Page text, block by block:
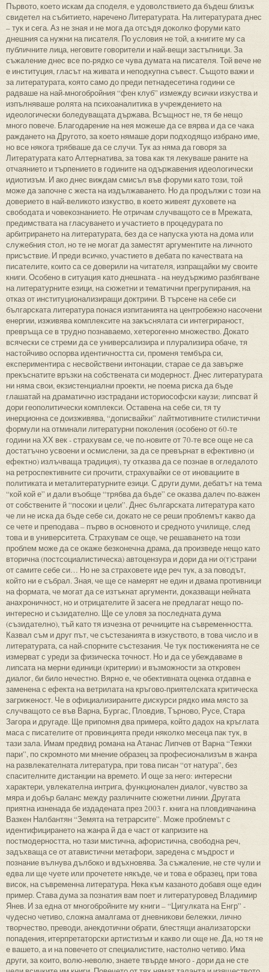
Първото, което искам да споделя, е удоволствието да бъдеш близък
свидетел на събитието, наречено Литературата. На литературата днес
– тук и сега. Аз не зная и не мога да отсъдя доколко форуми като
днешния са нужни на писателя. По условия не той, а книгите му са
публичните лица, неговите говорители и най-вещи застъпници. За
съжаление днес все по-рядко се чува думата на писателя. Той вече не
е институция, гласът на живата и неподкупна съвест. Същото важи и
за литературата, която само до преди петнадесетина години се
радваше на най-многобройния “фен клуб” измежду всички изкуства и
изпълняваше ролята на психоаналитика в учреждението на
идеологически боледуващата държава. Всъщност не, тя бе нещо
много повече. Благодарение на нея можеше да се вярва и да се чака
раждането на Другото, за което нямаше дори подходящо избрано име,
но все някога трябваше да се случи. Тук аз няма да говоря за
Литературата като Алтернатива, за това как тя лекуваше раните на
отчаянието и търпението в годините на одържавения идеологически
идиотизъм. И ако днес виждам смисъл във форуми като този, той
може да започне с жеста на издължаването. Но да продължи с този на
доверието в най-великото изкуство, в което живеят духовете на
свободата и човекознанието. Не отричам случващото се в Мрежата,
предимствата на гласуването и участието в процедурата по
арбитрирането на литературата, без да се напуска уюта на дома или
служебния стол, но те не могат да заместят аргументите на личното
присъствие. И преди всичко, участието в дебата по качествата на
писателите, които са се доверили на читателя, изпращайки му своите
книги. Особено в ситуация като днешната - на неудържимо разбягване
на литературните езици, на сюжетни и тематични прегрупирания, на
отказ от институционализиращи доктрини. В търсене на себе си
българската литература понася изпитанията на центробежно насочени
енергии, изживява комплексите на закъснялата си интегрираност,
превръща се в трудно познаваемо, хетерогенно множество. Докато
всячески се стреми да се универсализира и плурализира обаче, тя
настойчиво оспорва идентичността си, променя тембъра си,
експериментира с несвойствени интонации, старае се да завърже
прекъснатите връзки на собствената си модерност. Днес литературата
ни няма свои, екзистенциални проекти, не поема риска да бъде
глашатай на драматично изстрадани историософски каузи; липсват й
дори геополитически комплекси. Оставена на себе си, тя ту
инерционна се доизживява, “дописвайки” лайтмотивните стилистични
формули на отминали литературни поколения (особено от 60-те
години на ХХ век - страхувам се, че по-новите от 70-те все още не са
достатъчно усвоени и осмислени, за да се превърнат в ефективно (и
ефектно) излъчваща традиция), ту отказва да се познае в огледалото
на ретроспективните си прочити, страхувайки се от иновациите в
политиката и металитературните езици. С други думи, дебатът на тема
“кой кой е” и дали въобще “трябва да бъде” се оказва далеч по-важен
от собствените й “посоки и цели”. Днес българската литература като
че ли не иска да бъде себе си, докато не се реши проблемът какво да
се чете и преподава – първо в основното и средното училище, след
това и в университета. Страхувам се още, че решаването на този
проблем може да се окаже безконечна драма, да произведе нещо като
вторична (постсоциалистическа) автоцензура и дори да ни о(т)страни
от самите себе си… Но не за страховете иде реч тук, а за поводът,
който ни е събрал. Зная, че ще се намерят не един и двама противници
на формата, че могат да се изтъкнат аргументи, доказващи нейната
анахроничност, но и отрицателите й засега не предлагат нещо по-
интересно и съзидателно. Ще се уловя за последната дума
(съзидателно), тъй като тя изчезна от речниците на съвременността.
Казвал съм и друг път, че състезанията в изкуството, в това число и в
литературата, са най-спорните състезания. Че тук постиженията не се
измерват с уреди за физическа точност. Но и да се убеждаваме в
липсата на мерни единици (критерии) и възможности за откровен
диалог, би било нечестно. Вярно е, че обективната оценка отдавна е
заменена с ефекта на ветрилата на кръгово-приятелската критическа
загриженост. Че в официализираните дискурси рядко има място за
случващото се във Варна, Бургас, Пловдив, Търново, Русе, Стара
Загора и другаде. Ще припомня два примера, който дадох на кръглата
маса с писателите от провинцията преди няколко месеца пак тук, в
тази зала. Имам предвид романа на Атанас Липчев от Варна “Тежки
пари”, по скромното ми мнение образец за професионализъм в жанра
на развлекателната литература, при това писан “от натура”, без
спасителните дистанции на времето. И още за него: интересни
характери, увлекателна интрига, функционален диалог, чувство за
мяра и добър баланс между различните сюжетни линии. Другата
приятна изненада бе издадената през 2003 г. книга на пловдивчанина
Вазкен Налбантян “Земята на тетрарсите”. Може проблемът с
идентифицирането на жанра й да е част от капризите на
постмодерността, но тази мистична, афористична, свободна реч,
задъхваща се от атавистични метафори, заредена с мъдрост и
познание вълнува дълбоко и вдъхновява. За съжаление, не сте чули и
едва ли ще чуете или прочетете някъде, че и това е образец, при това
висок, на съвременна литература. Нека към казаното добавя още един
пример. Става дума за познатия вам поет и литературовед Владимир
Янев. И за една от многобройните му книги – “Цигулката на Енгр” -
чудесно четиво, сложна амалгама от дневникови бележки, лично
творчество, преводи, анекдотични обрати, блестящи анализаторски
попадения, итерпретаторски артистизъм и какво ли още не. Да, но тя не
е вашето, а и на повечето от специалистите, настолно четиво. Има
други, за които, волю-неволю, знаете твърде много - дори да не сте